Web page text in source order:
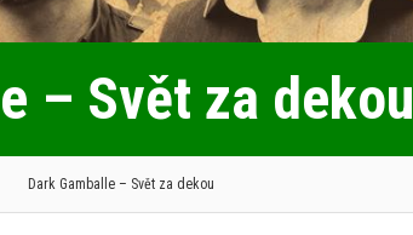
– Svět za dekou
Dark Gamballe – Svět za dekou